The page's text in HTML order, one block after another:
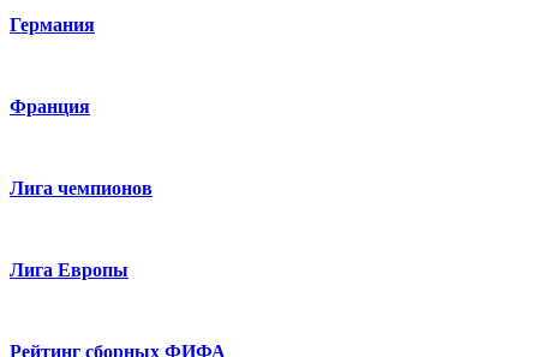
Германия
Франция
Лига чемпионов
Лига Европы
Рейтинг сборных ФИФА